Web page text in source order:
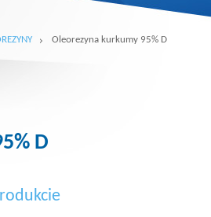
Oleorezyna kurkumy 95% D
D